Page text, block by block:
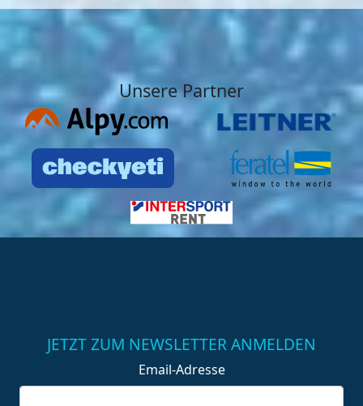
Unsere Partner
JETZT ZUM NEWSLETTER ANMELDEN
Email-Adresse